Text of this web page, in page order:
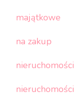
majątkowe
na zakup
nieruchomości
nieruchomości